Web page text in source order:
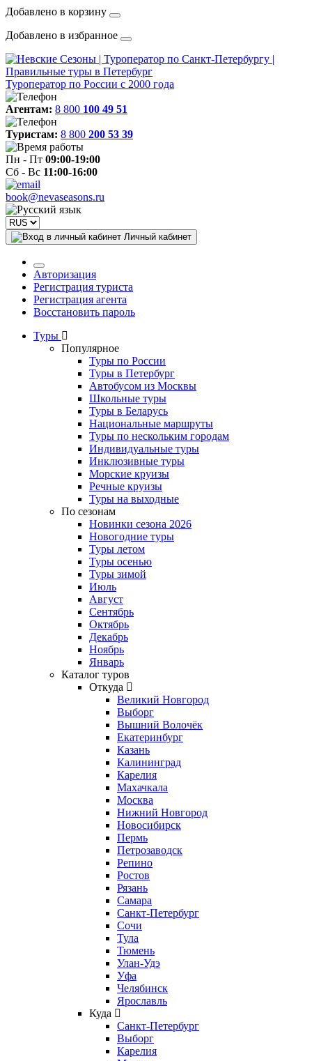
Добавлено в корзину
Добавлено в избранное
Туроператор по России с 2000 года
Агентам: 8 800 100 49 51
Туристам: 8 800 200 53 39
Пн - Пт 09:00-19:00
Сб - Вс 11:00-16:00
book@nevaseasons.ru
Личный кабинет
Авторизация
Регистрация туриста
Регистрация агента
Восстановить пароль
Туры
Популярное
Туры по России
Туры в Петербург
Автобусом из Москвы
Школьные туры
Туры в Беларусь
Национальные маршруты
Туры по нескольким городам
Индивидуальные туры
Инклюзивные туры
Морские круизы
Речные круизы
Туры на выходные
По сезонам
Новинки сезона 2026
Новогодние туры
Туры летом
Туры осенью
Туры зимой
Июль
Август
Сентябрь
Октябрь
Декабрь
Ноябрь
Январь
Каталог туров
Откуда
Великий Новгород
Выборг
Вышний Волочёк
Екатеринбург
Казань
Калининград
Карелия
Махачкала
Москва
Нижний Новгород
Новосибирск
Пермь
Петрозаводск
Репино
Ростов
Рязань
Самара
Санкт-Петербург
Сочи
Тула
Тюмень
Улан-Удэ
Уфа
Челябинск
Ярославль
Куда
Санкт-Петербург
Выборг
Карелия